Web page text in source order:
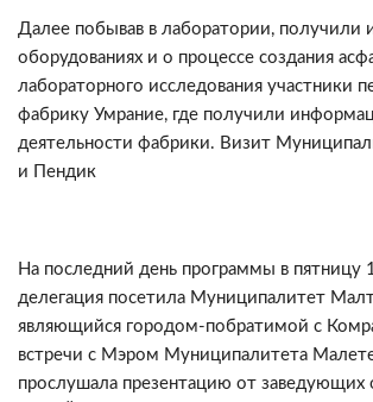
Далее побывав в лаборатории,
оборудованиях и о процессе создания
лабораторного исследования участники
фабрику Умрание, где получили
деятельности фабрики. Визит
и Пендик
На последний день программы в пятницу
делегация посетила Муниципалитет
являющийся городом-побратимой с
встречи с Мэром Муниципалитета
прослушала презентацию от заведующих